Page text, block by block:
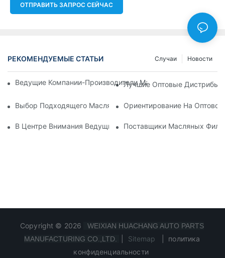
ОТПРАВИТЬ ЗАПРОС СЕЙЧАС
РЕКОМЕНДУЕМЫЕ СТАТЬИ Новости
Случаи
Ведущие Компании-Производители Масляных Фильтров:
Лучшие Оптовые
Выбор Подходящего Масляного Фильтра Для Вашей
Ориентирование На
В Центре Внимания Ведущие Производители Масляных
Поставщики Масляных
Copyright © 2026
WEIXIAN HUACHANG AUTO PARTS
MANUFACTURING CO.,LTD.
Sitemap
политика
конфиденциальности